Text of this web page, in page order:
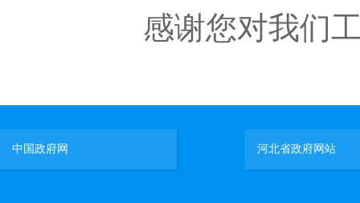
感谢您对我们工
中国政府网 河北省政府网站